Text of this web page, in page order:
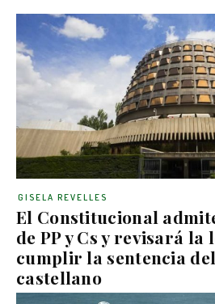
El Constitucional
de PP y Cs y revisará la
cumplir la sentencia del
castellano
GISELA REVELLES